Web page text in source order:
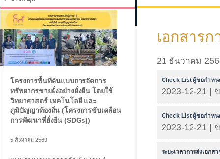
โครงการพื้นที่ต้นแบบการจัดการ
ทรัพยากรชายฝั่งอย่างยั่งยืน โดยใช้
วิทยาศาสตร์ เทคโนโลยี และ
ภูมิปัญญาท้องถิ่น (โครงการขับเคลื่อน
การพัฒนาที่ยั่งยืน (SDGs))
5 สิงหาคม 2569
เอกสาร
21 ธันวาคม
Check List ผู้ขอกำห
2023-12-21 |
Check List ผู้ขอกำห
2023-12-21 |
ระยะเวลาการส่งเอกส